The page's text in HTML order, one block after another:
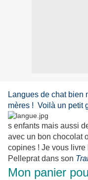
Langues de chat bien
mères ! Voilà un petit
s enfants mais aussi
avec un bon chocolat
copines ! Je vous livre
Pelleprat dans son
Mon panier